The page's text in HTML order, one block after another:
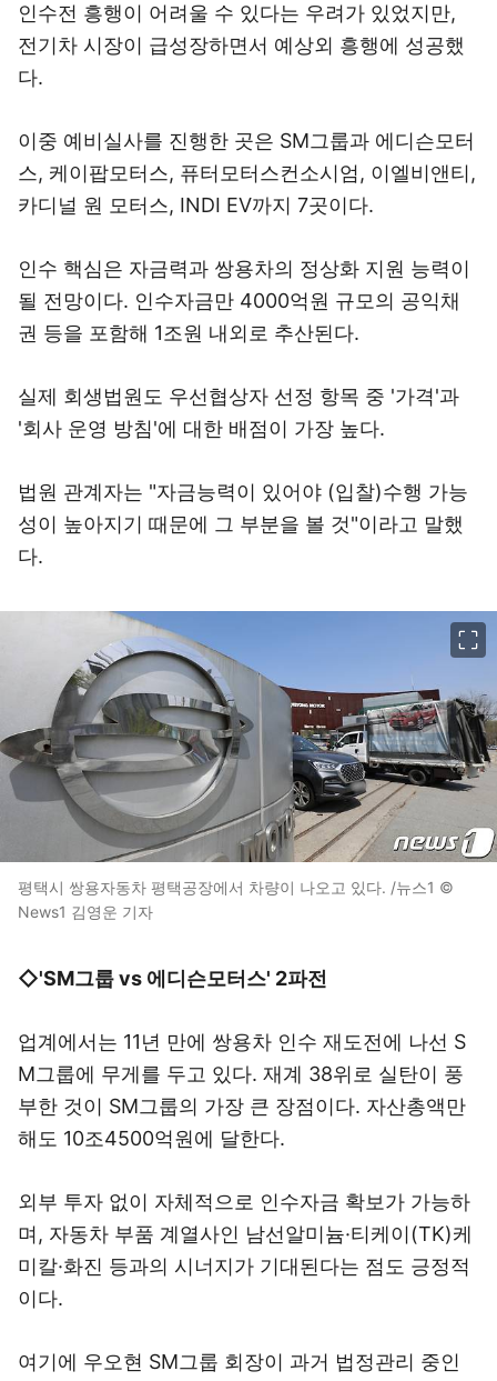
인수전 흥행이 어려울 수 있다는 우려가 있었지만,
전기차 시장이 급성장하면서 예상외 흥행에 성공했
다.
이중 예비실사를 진행한 곳은 SM그룹과 에디슨모터
스, 케이팝모터스, 퓨터모터스컨소시엄, 이엘비앤티,
카디널 원 모터스, INDI EV까지 7곳이다.
인수 핵심은 자금력과 쌍용차의 정상화 지원 능력이
될 전망이다. 인수자금만 4000억원 규모의 공익채
권 등을 포함해 1조원 내외로 추산된다.
실제 회생법원도 우선협상자 선정 항목 중 '가격'과
'회사 운영 방침'에 대한 배점이 가장 높다.
법원 관계자는 "자금능력이 있어야 (입찰)수행 가능
성이 높아지기 때문에 그 부분을 볼 것"이라고 말했
다.
평택시 쌍용자동차 평택공장에서 차량이 나오고 있다. /뉴스1 ©
News1 김영운 기자
◇'SM그룹 vs 에디슨모터스' 2파전
업계에서는 11년 만에 쌍용차 인수 재도전에 나선 S
M그룹에 무게를 두고 있다. 재계 38위로 실탄이 풍
부한 것이 SM그룹의 가장 큰 장점이다. 자산총액만
해도 10조4500억원에 달한다.
외부 투자 없이 자체적으로 인수자금 확보가 가능하
며, 자동차 부품 계열사인 남선알미늄·티케이(TK)케
미칼·화진 등과의 시너지가 기대된다는 점도 긍정적
이다.
여기에 우오현 SM그룹 회장이 과거 법정관리 중인